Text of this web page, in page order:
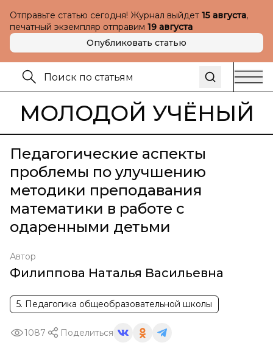
Отправьте статью сегодня! Журнал выйдет 15 августа,
печатный экземпляр отправим 19 августа
Опубликовать статью
МОЛОДОЙ УЧЁНЫЙ
Педагогические аспекты
проблемы по улучшению
методики преподавания
математики в работе с
одаренными детьми
Автор
Филиппова Наталья Васильевна
5. Педагогика общеобразовательной школы
1087 Поделиться